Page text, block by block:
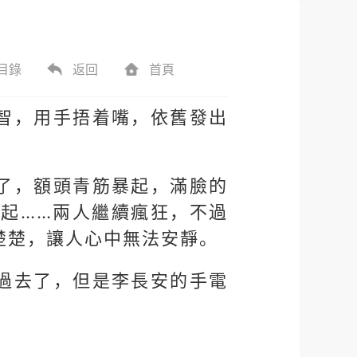
錄 返回 首頁
，用手捂着嘴，依舊發出
，額頭青筋暴起，滿臉的
……兩人繼續瘋狂，不過
，讓人心中無法安靜。
去了，但是李長安的手電